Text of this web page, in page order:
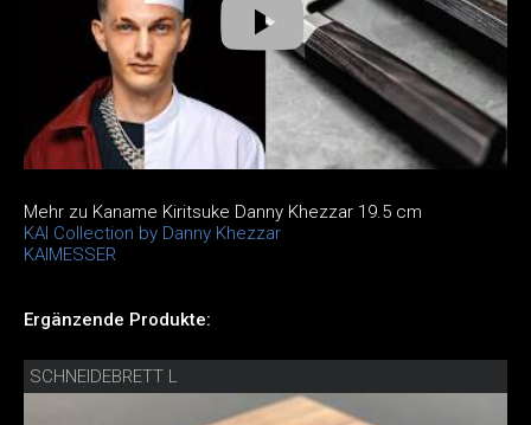
Mehr zu Kaname Kiritsuke Danny Khezzar 19.5 cm
KAI Collection by Danny Khezzar
KAIMESSER
Ergänzende Produkte:
SCHNEIDEBRETT L